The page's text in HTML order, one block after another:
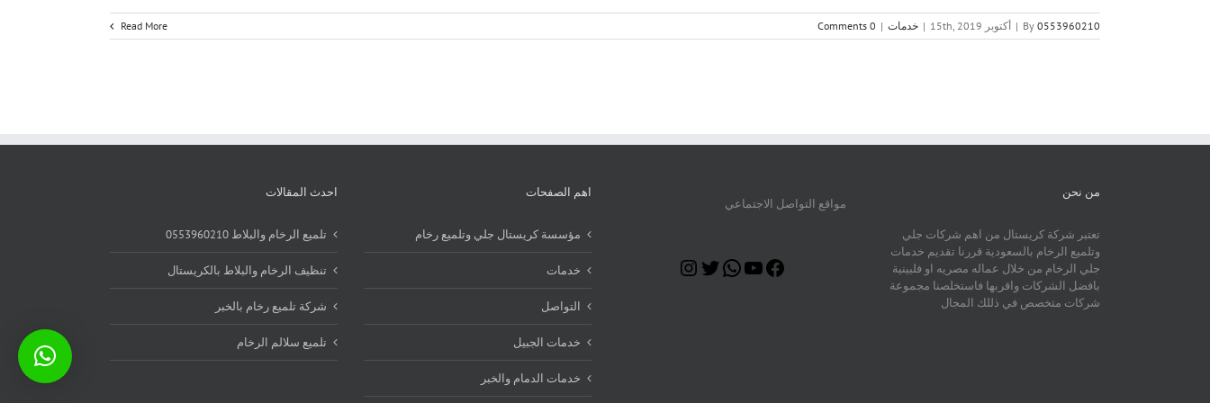
By 0553960210
| أكتوبر 15th, 2019 | خدمات |
0 Comments
Read More
من نحن
تعتبر شركة كريستال من اهم شركات جلي
وتلميع الرخام بالسعودية قررنا تقديم خدمات
جلي الرخام من خلال عماله مصريه او فلبينية
بافضل الشركات واقربها فاستخلصنا مجموعة
شركات متخصص في ذللك المجال
مواقع التواصل الاجتماعي
Facebook
YouTube
WhatsApp
Twitter
اهم الصفحات
مؤسسة كريستال جلي وتلميع رخام
خدمات
التواصل
خدمات الجبيل
خدمات الدمام والخبر
احدث المقالات
تلميع الرخام والبلاط 0553960210
تنظيف الرخام والبلاط بالكريستال
شركة تلميع رخام بالخبر
تلميع سلالم الرخام